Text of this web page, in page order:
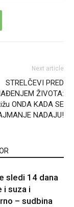
Next article
STRELČEVI PRED
ŽIVOTA:
ONDA KADA SE
NADAJU!
sledi 14 dana
i suza i
– sudbina